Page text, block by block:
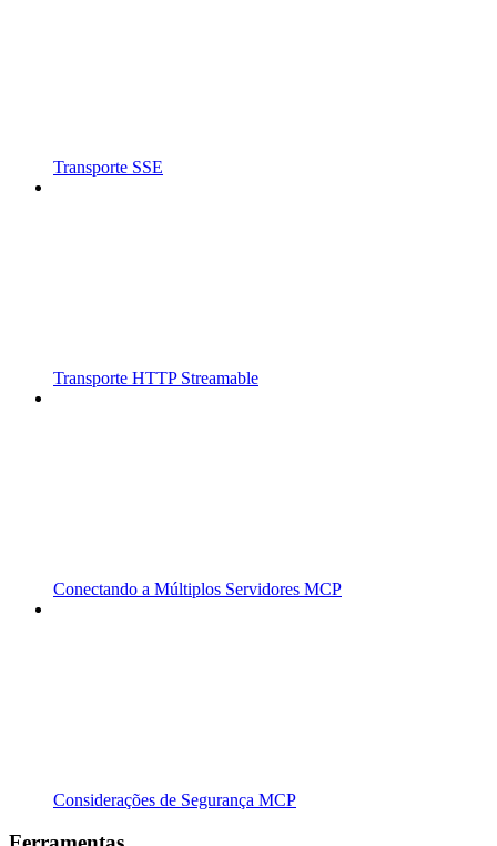
Transporte SSE
Transporte HTTP Streamable
Conectando a Múltiplos Servidores MCP
Considerações de Segurança MCP